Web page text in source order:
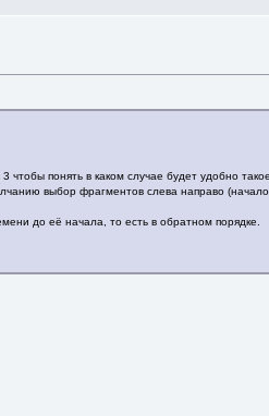
понять в каком случае будет удобно
выбор фрагментов слева направо
до её начала, то есть в обратном порядке.